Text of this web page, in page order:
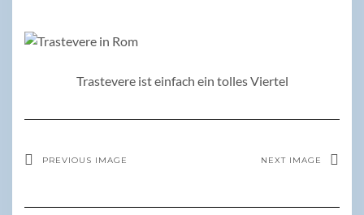
Trastevere ist einfach ein tolles Viertel
PREVIOUS IMAGE NEXT IMAGE